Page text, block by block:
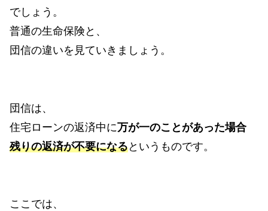
でしょう。
普通の生命保険と、
団信の違いを見ていきましょう。
団信は、
住宅ローンの返済中に万が一のことがあった場合
残りの返済が不要になるというものです。
ここでは、